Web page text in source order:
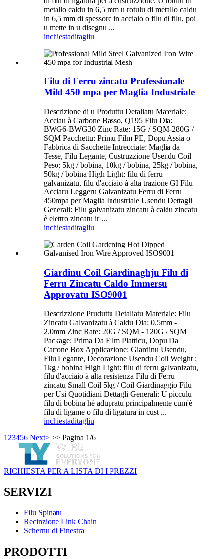
metallo caldu in 6,5 mm u rotulu di metallo caldu
in 6,5 mm di spessore in acciaio o filu di filu, poi
u mette in u disegnu ...
inchiestaditagliu
Filu di Ferru zincatu Prufessiunale
Mild 450 mpa per Maglia Industriale
Descrizione di u Produttu Detaliatu Materiale:
Acciau à Carbone Basso, Q195 Filu Dia:
BWG6-BWG30 Zinc Rate: 15G / SQM-280G /
SQM Pacchettu: Primu Film PE, Dopu Assia o
Fabbrica di Sacchette Intrecciate: Maglia da
Tesse, Filu Legante, Custruzzione Usendu Coil
Peso: 5kg / bobina, 10kg / bobina, 25kg / bobina,
50kg / bobina High Light: filu di ferru
galvanizatu, filu d'acciaio à alta trazione GI Filu
Acciaru Leggeru Galvanizatu Ferru di Ferru
450mpa per Maglia Industriale Usendu Dettagli
Generali: Filu galvanizatu zincatu à caldu zincatu
è elettro zincatu ir ...
inchiestaditagliu
Giardinu Coil Giardinaghju Filu di
Ferru Zincatu Caldo Immersu
Approvatu ISO9001
Descrizzione Pruduttu Detaliatu Materiale: Filu
Zincatu Galvanizatu à Caldu Dia: 0.5mm -
2.0mm Zinc Rate: 20G / SQM - 120G / SQM
Package: Prima Da Film Platticu, Dopu Da
Cartone Box Applicazione: Giardinu Usendu,
Filu Legante, Decorazione Usendu Coil Weight :
1kg / bobina High Light: filu di ferru galvanizatu,
filu d'acciaio à alta resistenza Filu di Ferru
zincatu Small Coil 5kg / Coil Giardinaggio Filu
per Usi Quotidiani Dettagli Generali: U picculu
filu di bobina hè adupratu principalmente cum'è
filu di ligame o filu di ligatura in cust ...
inchiestaditagliu
1 23456 Next> >> Pagina 1/6
RICHIESTA PER A LISTA DI I PREZZI
SERVIZI
Filu Spinatu
Recinzione Link Chain
Schernu di Finestra
PRODOTTI